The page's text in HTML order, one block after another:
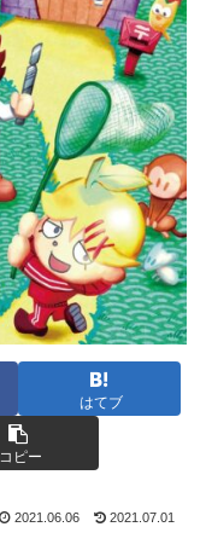
はてブ
コピー
2021.06.06 2021.07.01